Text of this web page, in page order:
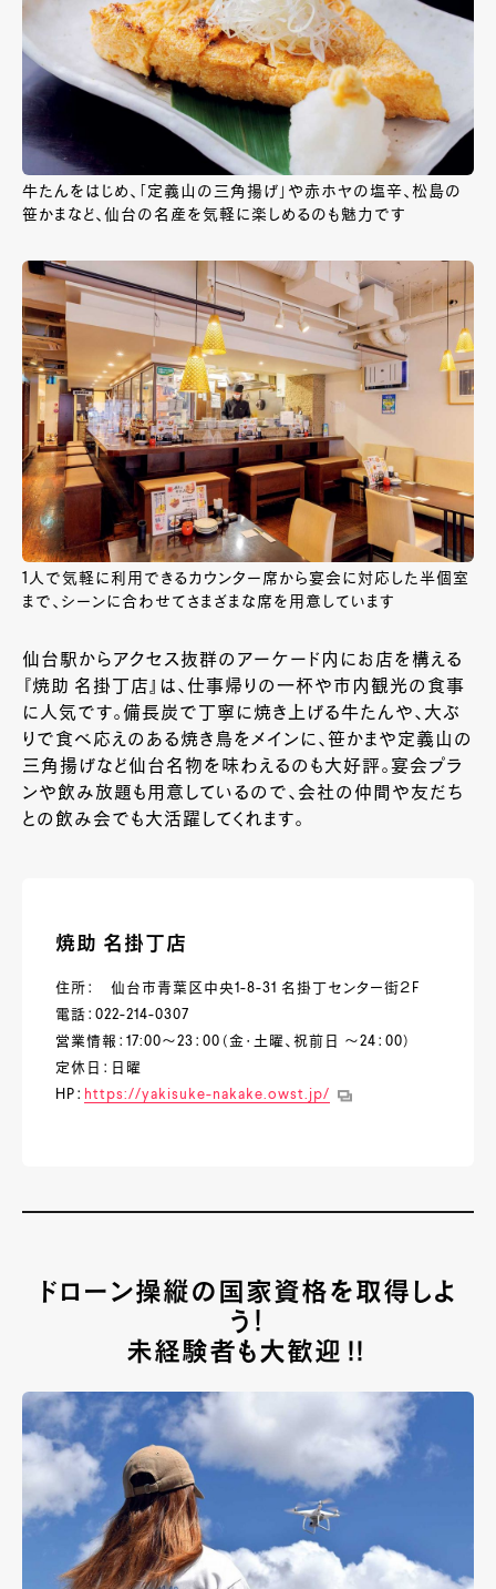
牛たんをはじめ、「定義山の三角揚げ」や赤ホヤの塩辛、松島の
笹かまなど、仙台の名産を気軽に楽しめるのも魅力です
1人で気軽に利用できるカウンター席から宴会に対応した半個室
まで、シーンに合わせてさまざまな席を用意しています
仙台駅からアクセス抜群のアーケード内にお店を構える
『焼助 名掛丁店』は、仕事帰りの一杯や市内観光の食事
に人気です。備長炭で丁寧に焼き上げる牛たんや、大ぶ
りで食べ応えのある焼き鳥をメインに、笹かまや定義山の
三角揚げなど仙台名物を味わえるのも大好評。宴会プラ
ンや飲み放題も用意しているので、会社の仲間や友だち
との飲み会でも大活躍してくれます。
焼助 名掛丁店
住所： 仙台市青葉区中央1-8-31 名掛丁センター街２F
電話：022-214-0307
営業情報：17:00～23：00（金・土曜、祝前日 ～24：00）
定休日：日曜
HP： https://yakisuke-nakake.owst.jp/
ドローン操縦の国家資格を取得しよ
う！
未経験者も大歓迎‼